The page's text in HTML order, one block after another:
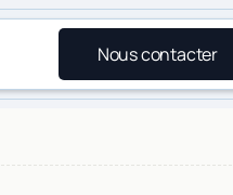
Nous contacter